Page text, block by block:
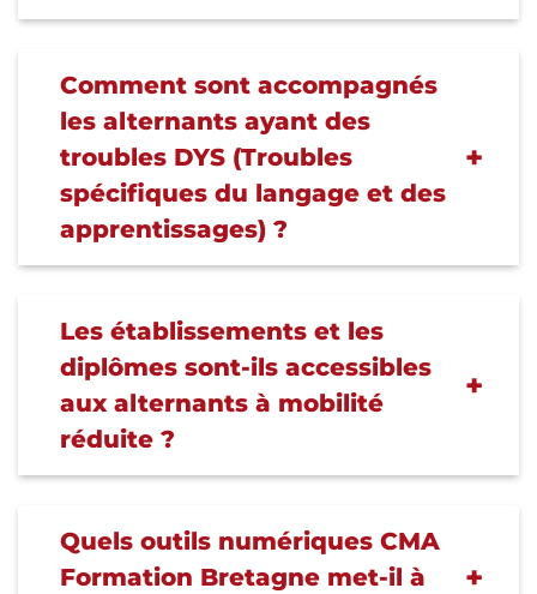
Comment sont accompagnés
les alternants ayant des
troubles DYS (Troubles
spécifiques du langage et des
apprentissages) ?
Les établissements et les
diplômes sont-ils accessibles
aux alternants à mobilité
réduite ?
Quels outils numériques CMA
Formation Bretagne met-il à